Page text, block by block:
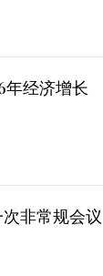
年经济增长
非常规会议